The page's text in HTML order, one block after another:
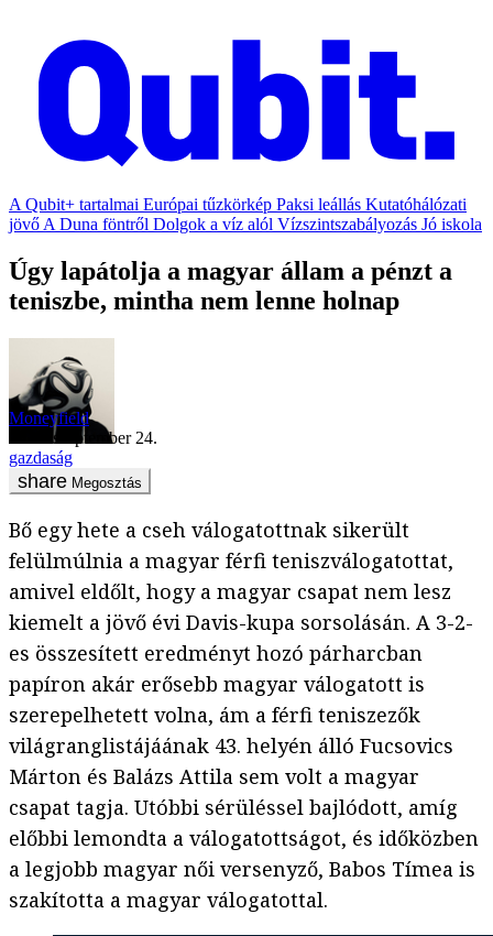
A Qubit+ tartalmai Európai tűzkörkép Paksi leállás Kutatóhálózati
jövő A Duna föntről Dolgok a víz alól Vízszintszabályozás Jó iskola
Úgy lapátolja a magyar állam a pénzt a
teniszbe, mintha nem lenne holnap
Moneyfield
2018. szeptember 24.
gazdaság
Megosztás
Bő egy hete a cseh válogatottnak sikerült
felülmúlnia a magyar férfi teniszválogatottat,
amivel eldőlt, hogy a magyar csapat nem lesz
kiemelt a jövő évi Davis-kupa sorsolásán. A 3-2-
es összesített eredményt hozó párharcban
papíron akár erősebb magyar válogatott is
szerepelhetett volna, ám a férfi teniszezők
világranglistájáának 43. helyén álló Fucsovics
Márton és Balázs Attila sem volt a magyar
csapat tagja. Utóbbi sérüléssel bajlódott, amíg
előbbi lemondta a válogatottságot, és időközben
a legjobb magyar női versenyző, Babos Tímea is
szakította a magyar válogatottal.